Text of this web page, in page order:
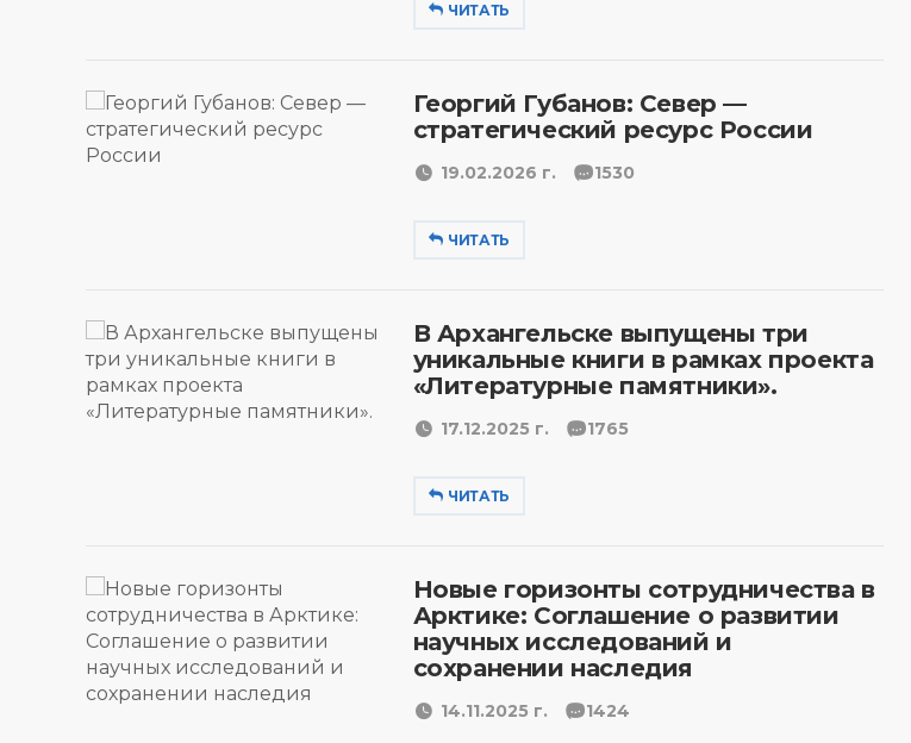
ЧИТАТЬ
Георгий Губанов: Север —
стратегический ресурс России
19.02.2026 г. 1530
ЧИТАТЬ
В Архангельске выпущены три
уникальные книги в рамках проекта
«Литературные памятники».
17.12.2025 г. 1765
ЧИТАТЬ
Новые горизонты сотрудничества в
Арктике: Соглашение о развитии
научных исследований и
сохранении наследия
14.11.2025 г. 1424